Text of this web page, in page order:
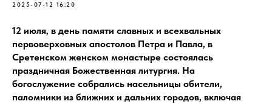
2025-07-12 16:20
12 июля, в день памяти славных и всехвальных
первоверховных апостолов Петра и Павла, в
Сретенском женском монастыре состоялась
праздничная Божественная литургия. На
богослужение собрались насельницы обители,
паломники из ближних и дальних городов, включая